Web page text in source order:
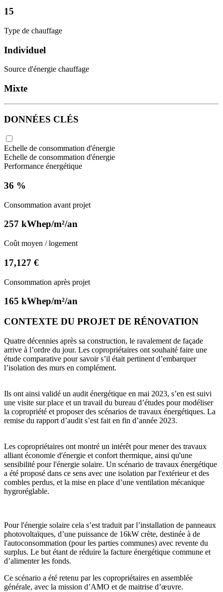
15
Type de chauffage
Individuel
Source d'énergie chauffage
Mixte
DONNÉES CLÉS
Echelle de consommation d'énergie
Echelle de consommation d'énergie
Performance énergétique
36 %
Consommation avant projet
257 kWhep/m²/an
Coût moyen / logement
17,127 €
Consommation après projet
165 kWhep/m²/an
CONTEXTE DU PROJET DE RÉNOVATION
Quatre décennies après sa construction, le ravalement de façade
arrive à l’ordre du jour. Les copropriétaires ont souhaité faire une
étude comparative pour savoir s’il était pertinent d’embarquer
l’isolation des murs en complément.
Ils ont ainsi validé un audit énergétique en mai 2023, s’en est suivi
une visite sur place et un travail du bureau d’études pour modéliser
la copropriété et proposer des scénarios de travaux énergétiques. La
remise du rapport d’audit s’est fait en fin d’année 2023.
Les copropriétaires ont montré un intérêt pour mener des travaux
alliant économie d'énergie et confort thermique, ainsi qu'une
sensibilité pour l'énergie solaire. Un scénario de travaux énergétique
a été proposé dans ce sens avec une isolation par l'extérieur et des
combles perdus, et la mise en place d’une ventilation mécanique
hygroréglable.
Pour l'énergie solaire cela s’est traduit par l’installation de panneaux
photovoltaïques, d’une puissance de 16kW crète, destinée à de
l'autoconsommation (pour les parties communes) avec revente du
surplus. Le but étant de réduire la facture énergétique commune et
d’alimenter les fonds.
Ce scénario a été retenu par les copropriétaires en assemblée
générale, avec la mission d’AMO et de maitrise d’œuvre.